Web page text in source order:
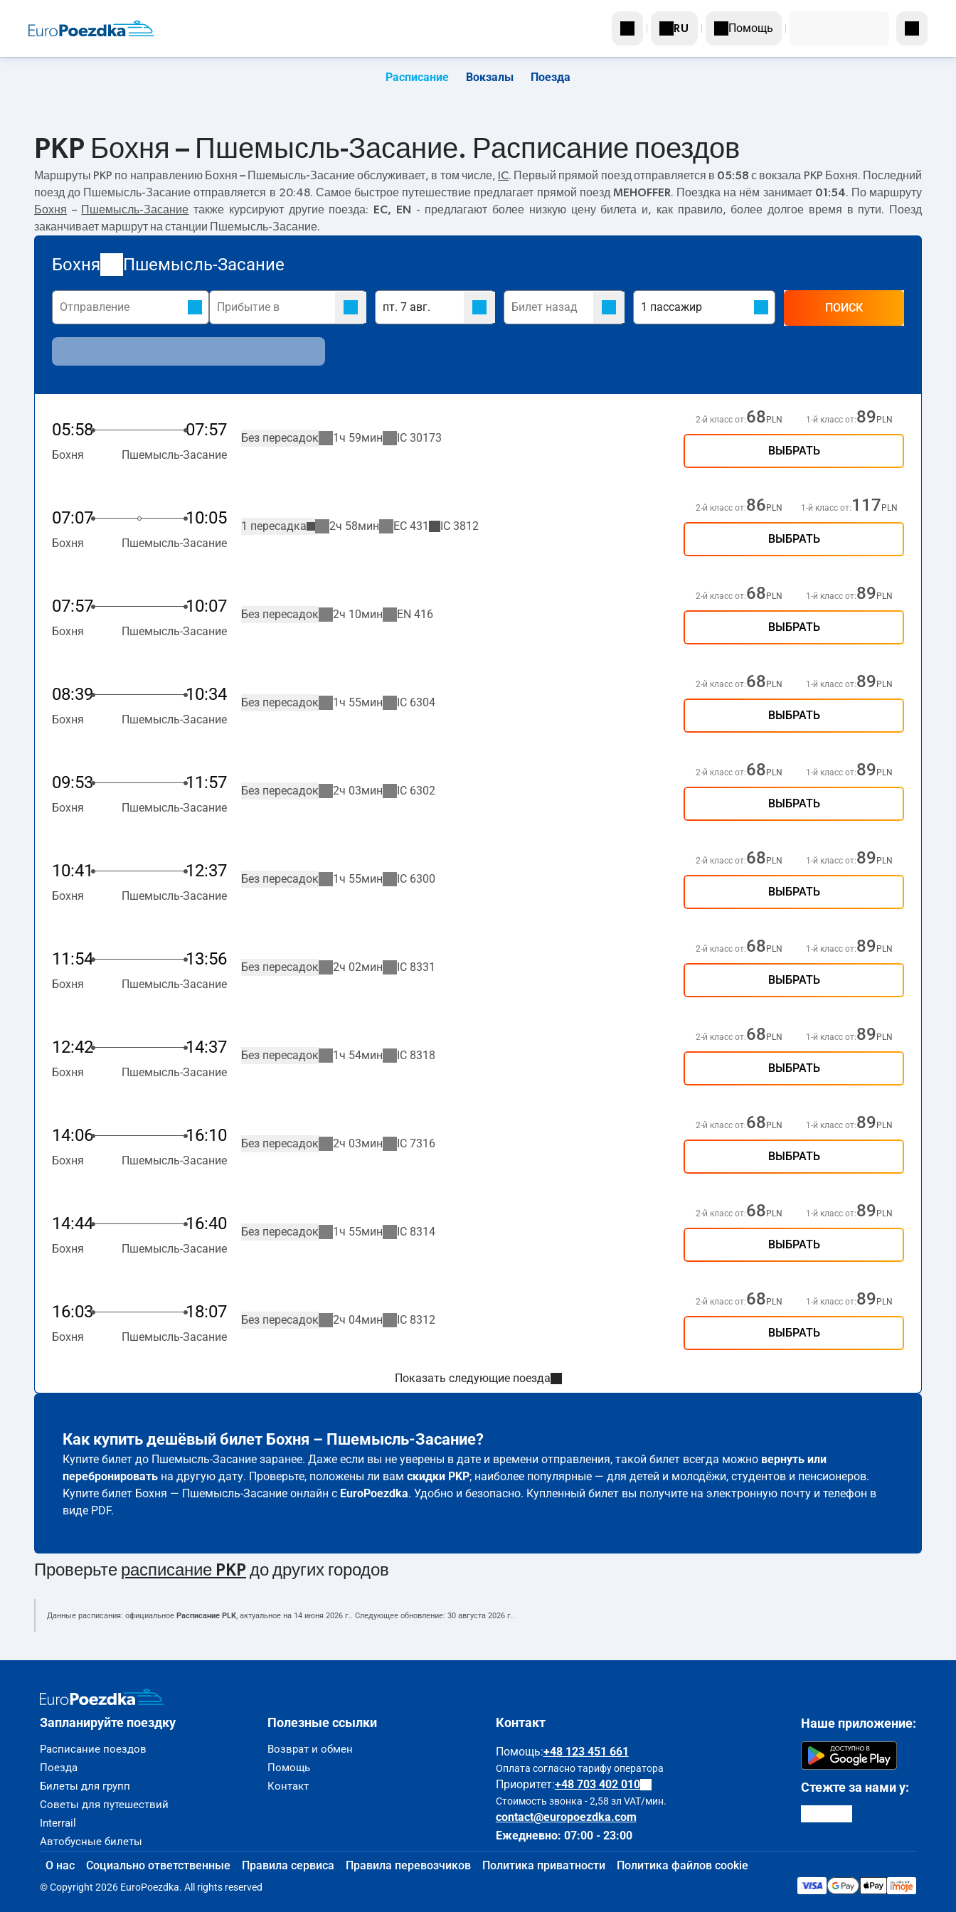
RU Помощь
Расписание Вокзалы Поезда
PKP Бохня – Пшемысль-Засание. Расписание поездов
Маршруты PKP по направлению Бохня – Пшемысль-Засаниеобслуживает, в том числе, IC. Первый прямой поезд отправляется в 05:58 с вокзала PKP Бохня. Последний
поезд до Пшемысль-Засание отправляется в 20:48. Самое быстрое путешествие предлагает прямой поезд MEHOFFER. Поездка на нём занимает 01:54. По маршруту
Бохня – Пшемысль-Засание также курсируют другие поезда: EC, EN
- предлагают более низкую цену билета и, как правило, более долгое время в пути. Поезд
заканчивает маршрут на станции Пшемысль-Засание.
Бохня Пшемысль-Засание
ПОИСК
05:58 07:57
Бохня Пшемысль-Засание
Без пересадок 1ч 59мин IC 30173
2-й класс от:68 PLN 1-й класс от:89 PLN
ВЫБРАТЬ
07:07 10:05
Бохня Пшемысль-Засание
1 пересадка 2ч 58мин EC 431 IC 3812
2-й класс от:86 PLN 1-й класс от: 117 PLN
ВЫБРАТЬ
07:57 10:07
Бохня Пшемысль-Засание
Без пересадок 2ч 10мин EN 416
2-й класс от:68 PLN 1-й класс от:89 PLN
ВЫБРАТЬ
08:39 10:34
Бохня Пшемысль-Засание
Без пересадок 1ч 55мин IC 6304
2-й класс от:68 PLN 1-й класс от:89 PLN
ВЫБРАТЬ
09:53 11:57
Бохня Пшемысль-Засание
Без пересадок 2ч 03мин IC 6302
2-й класс от:68 PLN 1-й класс от:89 PLN
ВЫБРАТЬ
10:41 12:37
Бохня Пшемысль-Засание
Без пересадок 1ч 55мин IC 6300
2-й класс от:68 PLN 1-й класс от:89 PLN
ВЫБРАТЬ
11:54 13:56
Бохня Пшемысль-Засание
Без пересадок 2ч 02мин IC 8331
2-й класс от:68 PLN 1-й класс от:89 PLN
ВЫБРАТЬ
12:42 14:37
Бохня Пшемысль-Засание
Без пересадок 1ч 54мин IC 8318
2-й класс от:68 PLN 1-й класс от:89 PLN
ВЫБРАТЬ
14:06 16:10
Бохня Пшемысль-Засание
Без пересадок 2ч 03мин IC 7316
2-й класс от:68 PLN 1-й класс от:89 PLN
ВЫБРАТЬ
14:44 16:40
Бохня Пшемысль-Засание
Без пересадок 1ч 55мин IC 8314
2-й класс от:68 PLN 1-й класс от:89 PLN
ВЫБРАТЬ
16:03 18:07
Бохня Пшемысль-Засание
Без пересадок 2ч 04мин IC 8312
2-й класс от:68 PLN 1-й класс от:89 PLN
ВЫБРАТЬ
Показать следующие поезда
Как купить дешёвый билет Бохня – Пшемысль-Засание?
Купите билет до Пшемысль-Засание заранее. Даже если вы не уверены в дате и времени отправления, такой билет всегда можно вернуть или
перебронировать на другую дату. Проверьте, положены ли вам скидки PKP; наиболее популярные — для детей и молодёжи, студентов и пенсионеров.
Купите билет Бохня — Пшемысль-Засание онлайн с EuroPoezdka. Удобно и безопасно. Купленный билет вы получите на электронную почту и телефон в
виде PDF.
Проверьте расписание PKP до других городов
Данные расписания: официальное Расписание PLK, актуальное на 14 июня 2026 г.. Следующее обновление: 30 августа 2026 г..
Запланируйте поездку
Расписание поездов
Поезда
Билеты для групп
Советы для путешествий
Interrail
Автобусные билеты
Полезные ссылки
Возврат и обмен
Помощь
Контакт
Контакт
Помощь:+48 123 451 661
Оплата согласно тарифу оператора
Приоритет:+48 703 402 010
Стоимость звонка - 2,58 зл VAT/мин.
contact@europoezdka.com
Ежедневно: 07:00 - 23:00
Наше приложение:
Стежте за нами у:
О нас Социально ответственные Правила сервиса Правила перевозчиков Политика приватности Политика файлов cookie
© Copyright 2026 EuroPoezdka. All rights reserved